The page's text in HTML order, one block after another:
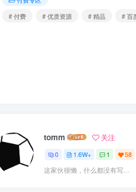
# 付费
# 优质资源 # 精品 # 百
tomm 关注
0 1.6W+ 1 58
这家伙很懒，什么都没有写...